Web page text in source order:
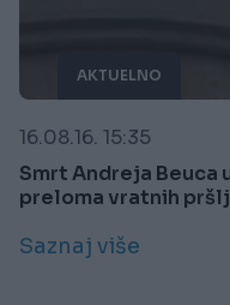
AKTUELNO
16.08.16. 15:35
Smrt Andreja Beuca
preloma vratnih
Saznaj više